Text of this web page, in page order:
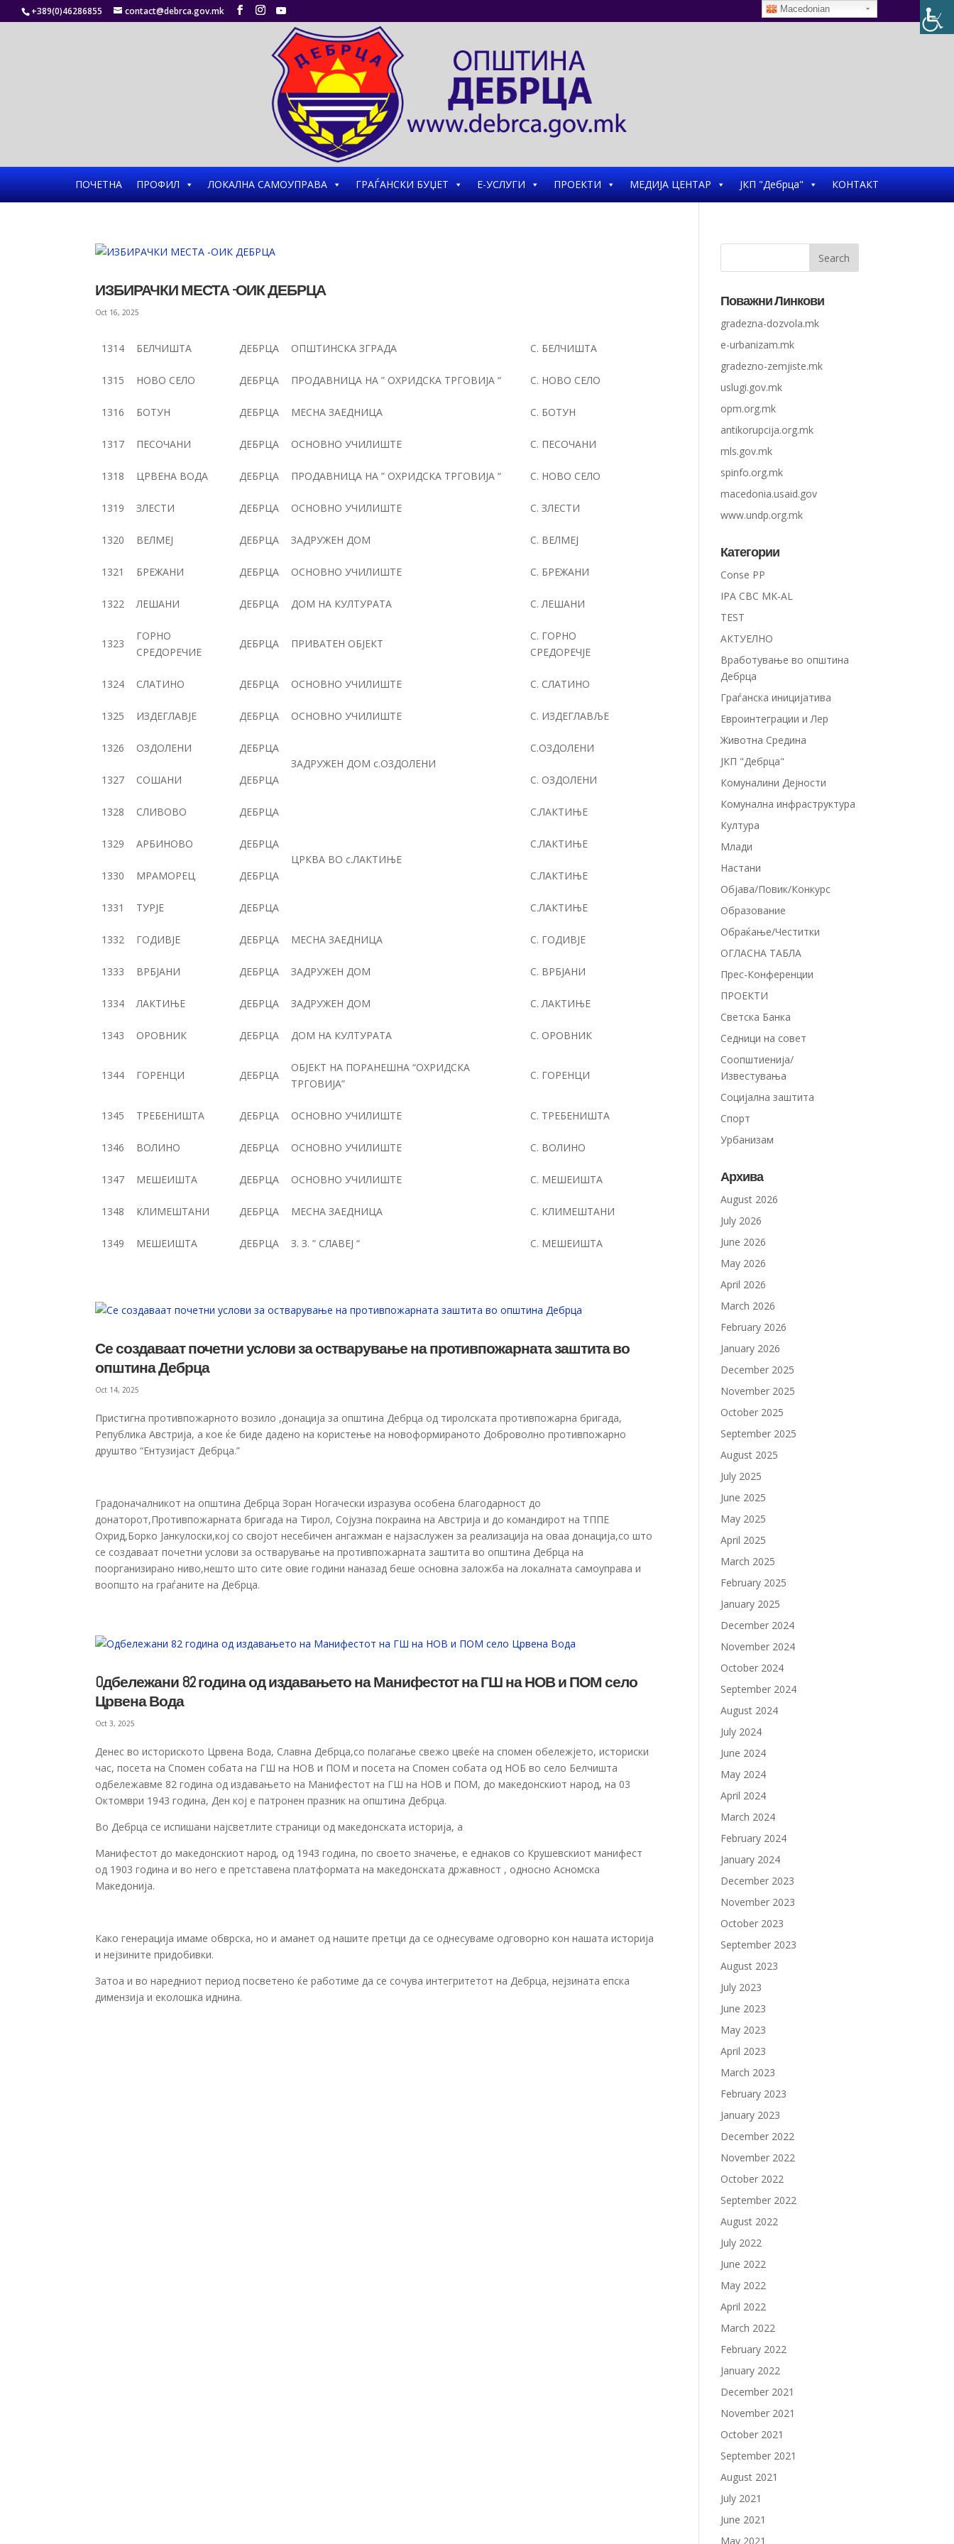
+389(0)46286855 contact@debrca.gov.mk
ПОЧЕТНА ПРОФИЛ ЛОКАЛНА САМОУПРАВА ГРАЃАНСКИ БУЏЕТ Е-УСЛУГИ ПРОЕКТИ МЕДИЈА ЦЕНТАР ЈКП "Дебрца" КОНТАКТ
ИЗБИРАЧКИ МЕСТА -ОИК ДЕБРЦА
Oct 16, 2025
1314 БЕЛЧИШТА ДЕБРЦА ОПШТИНСКА ЗГРАДА С. БЕЛЧИШТА
1315 НОВО СЕЛО ДЕБРЦА ПРОДАВНИЦА НА ” ОХРИДСКА ТРГОВИЈА “ С. НОВО СЕЛО
1316 БОТУН ДЕБРЦА МЕСНА ЗАЕДНИЦА С. БОТУН
1317 ПЕСОЧАНИ ДЕБРЦА ОСНОВНО УЧИЛИШТЕ С. ПЕСОЧАНИ
1318 ЦРВЕНА ВОДА ДЕБРЦА ПРОДАВНИЦА НА ” ОХРИДСКА ТРГОВИЈА “ С. НОВО СЕЛО
1319 ЗЛЕСТИ ДЕБРЦА ОСНОВНО УЧИЛИШТЕ С. ЗЛЕСТИ
1320 ВЕЛМЕЈ ДЕБРЦА ЗАДРУЖЕН ДОМ С. ВЕЛМЕЈ
1321 БРЕЖАНИ ДЕБРЦА ОСНОВНО УЧИЛИШТЕ С. БРЕЖАНИ
1322 ЛЕШАНИ ДЕБРЦА ДОМ НА КУЛТУРАТА С. ЛЕШАНИ
1323
ГОРНО
СРЕДОРЕЧИЕ
ДЕБРЦА ПРИВАТЕН ОБЈЕКТ
С. ГОРНО
СРЕДОРЕЧЈЕ
1324 СЛАТИНО ДЕБРЦА ОСНОВНО УЧИЛИШТЕ С. СЛАТИНО
1325 ИЗДЕГЛАВЈЕ ДЕБРЦА ОСНОВНО УЧИЛИШТЕ С. ИЗДЕГЛАВЉЕ
1326 ОЗДОЛЕНИ
ДЕБРЦА
ЗАДРУЖЕН ДОМ с.ОЗДОЛЕНИ
С.ОЗДОЛЕНИ
1327 СОШАНИ ДЕБРЦА С. ОЗДОЛЕНИ
1328 СЛИВОВО ДЕБРЦА
ЦРКВА ВО с.ЛАКТИЊЕ
С.ЛАКТИЊЕ
1329 АРБИНОВО ДЕБРЦА С.ЛАКТИЊЕ
1330 МРАМОРЕЦ ДЕБРЦА С.ЛАКТИЊЕ
1331 ТУРЈЕ ДЕБРЦА С.ЛАКТИЊЕ
1332 ГОДИВЈЕ ДЕБРЦА МЕСНА ЗАЕДНИЦА С. ГОДИВЈЕ
1333 ВРБЈАНИ ДЕБРЦА ЗАДРУЖЕН ДОМ С. ВРБЈАНИ
1334 ЛАКТИЊЕ ДЕБРЦА ЗАДРУЖЕН ДОМ С. ЛАКТИЊЕ
1343 ОРОВНИК ДЕБРЦА ДОМ НА КУЛТУРАТА С. ОРОВНИК
1344 ГОРЕНЦИ ДЕБРЦА
ОБЈЕКТ НА ПОРАНЕШНА “ОХРИДСКА
ТРГОВИЈА”
С. ГОРЕНЦИ
1345 ТРЕБЕНИШТА ДЕБРЦА ОСНОВНО УЧИЛИШТЕ С. ТРЕБЕНИШТА
1346 ВОЛИНО ДЕБРЦА ОСНОВНО УЧИЛИШТЕ С. ВОЛИНО
1347 МЕШЕИШТА ДЕБРЦА ОСНОВНО УЧИЛИШТЕ С. МЕШЕИШТА
1348 КЛИМЕШТАНИ ДЕБРЦА МЕСНА ЗАЕДНИЦА С. КЛИМЕШТАНИ
1349 МЕШЕИШТА ДЕБРЦА З. З. ” СЛАВЕЈ “ С. МЕШЕИШТА
Се создаваат почетни услови за остварување на противпожарната заштита во
општина Дебрца
Oct 14, 2025
Пристигна противпожарното возило ,донација за општина Дебрца од тиролската противпожарна бригада,
Република Австрија, а кое ќе биде дадено на користење на новоформираното Доброволно противпожарно
друштво “Ентузијаст Дебрца.”
Градоначалникот на општина Дебрца Зоран Ногачески изразува особена благодарност до
донаторот,Противпожарната бригада на Тирол, Сојузна покраина на Австрија и до командирот на ТППЕ
Охрид,Борко Јанкулоски,кој со својот несебичен ангажман е најзаслужен за реализација на оваа донација,со што
се создаваат почетни услови за остварување на противпожарната заштита во општина Дебрца на
поорганизирано ниво,нешто што сите овие години наназад беше основна заложба на локалната самоуправа и
воопшто на граѓаните на Дебрца.
Oдбележани 82 година од издавањето на Манифестот на ГШ на НОВ и ПОМ село
Црвена Вода
Oct 3, 2025
Денес во историското Црвена Вода, Славна Дебрца,со полагање свежо цвеќе на спомен обележјето, историски
час, посета на Спомен собата на ГШ на НОВ и ПОМ и посета на Спомен собата од НОБ во село Белчишта
одбележавме 82 година од издавањето на Манифестот на ГШ на НОВ и ПОМ, до македонскиот народ, на 03
Октомври 1943 година, Ден кој е патронен празник на општина Дебрца.
Во Дебрца се испишани најсветлите страници од македонската историја, а
Манифестот до македонскиот народ, од 1943 година, по своето значење, е еднаков со Крушевскиот манифест
од 1903 година и во него е претставена платформата на македонската државност , односно Асномска
Македонија.
Како генерација имаме обврска, но и аманет од нашите претци да се однесуваме одговорно кон нашата историја
и нејзините придобивки.
Затоа и во наредниот период посветено ќе работиме да се сочува интегритетот на Дебрца, нејзината епска
димензија и еколошка иднина.
Поважни Линкови
gradezna-dozvola.mk
e-urbanizam.mk
gradezno-zemjiste.mk
uslugi.gov.mk
opm.org.mk
antikorupcija.org.mk
mls.gov.mk
spinfo.org.mk
macedonia.usaid.gov
www.undp.org.mk
Категории
Conse PP
IPA CBC MK-AL
TEST
АКТУЕЛНО
Вработување во општина
Дебрца
Граѓанска иницијатива
Евроинтеграции и Лер
Животна Средина
ЈКП "Дебрца"
Комуналини Дејности
Комунална инфраструктура
Култура
Млади
Настани
Објава/Повик/Конкурс
Образование
Обраќање/Честитки
ОГЛАСНА ТАБЛА
Прес-Конференции
ПРОЕКТИ
Светска Банка
Седници на совет
Соопштиенија/
Известувања
Социјална заштита
Спорт
Урбанизам
Архива
August 2026
July 2026
June 2026
May 2026
April 2026
March 2026
February 2026
January 2026
December 2025
November 2025
October 2025
September 2025
August 2025
July 2025
June 2025
May 2025
April 2025
March 2025
February 2025
January 2025
December 2024
November 2024
October 2024
September 2024
August 2024
July 2024
June 2024
May 2024
April 2024
March 2024
February 2024
January 2024
December 2023
November 2023
October 2023
September 2023
August 2023
July 2023
June 2023
May 2023
April 2023
March 2023
February 2023
January 2023
December 2022
November 2022
October 2022
September 2022
August 2022
July 2022
June 2022
May 2022
April 2022
March 2022
February 2022
January 2022
December 2021
November 2021
October 2021
September 2021
August 2021
July 2021
June 2021
May 2021
Macedonian